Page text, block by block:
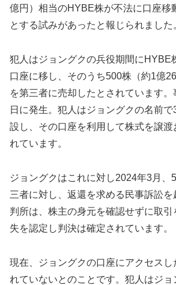
億円）相当のHYBE株が不法に口座移
とする試みがあったと報じられました
犯人はジョングクの兵役期間にHYBE
口座に移し、そのうち500株（約1億
を第三者に売却したとされています
日に発生。犯人はジョングクの名前
設し、その口座を利用して株式を譲渡
れています。
ジョングクはこれに対し2024年3月、
三者に対し、返還を求める民事訴訟
判所は、株主の身元を確認せずに取
失を認定し判決は確定されています。
現在、ジョングクの口座にアクセスし
れていないとのことです。犯人はジ